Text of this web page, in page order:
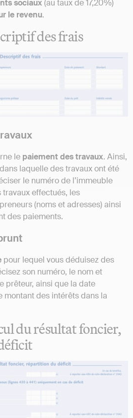
sociaux(au taux de 17,20%)
le revenu.
des frais
le paiement des travaux. Ainsi,
laquelle des travaux ont été
le numéro de l’immeuble
effectués, les
(noms et adresses) ainsi
des paiements.
pour lequel vous déduisez des
son numéro, le nom et
prêteur, ainsi que la date
montant des intérêts dans la
du résultat foncier,